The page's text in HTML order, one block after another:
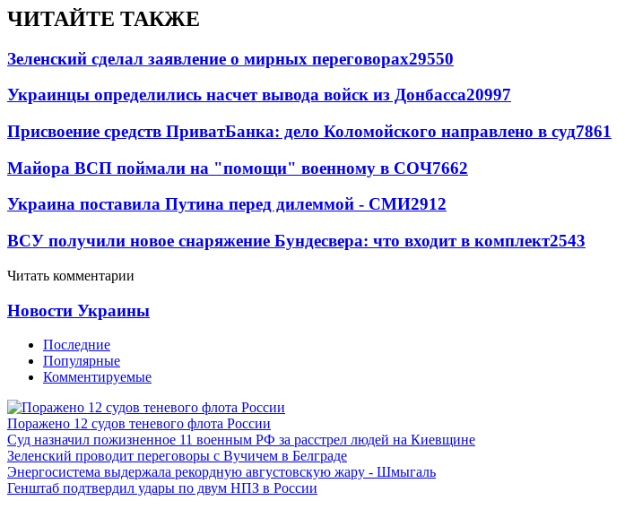
ЧИТАЙТЕ ТАКЖЕ
Зеленский сделал заявление о мирных переговорах29550
Украинцы определились насчет вывода войск из Донбасса20997
Присвоение средств ПриватБанка: дело Коломойского направлено в суд7861
Майора ВСП поймали на "помощи" военному в СОЧ7662
Украина поставила Путина перед дилеммой - СМИ2912
ВСУ получили новое снаряжение Бундесвера: что входит в комплект2543
Читать комментарии
Новости Украины
Последние
Популярные
Комментируемые
Поражено 12 судов теневого флота России
Суд назначил пожизненное 11 военным РФ за расстрел людей на Киевщине
Зеленский проводит переговоры с Вучичем в Белграде
Энергосистема выдержала рекордную августовскую жару - Шмыгаль
Генштаб подтвердил удары по двум НПЗ в России